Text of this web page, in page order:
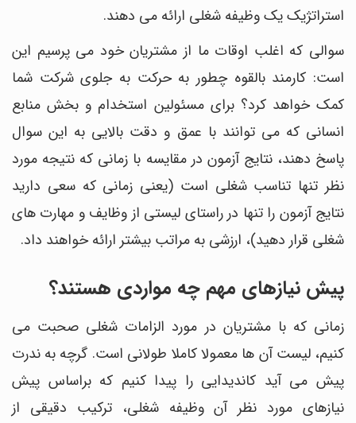
استراتژیک یک وظیفه شغلی ارائه می دهند.
سوالی که اغلب اوقات ما از مشتریان خود می پرسیم این
است: کارمند بالقوه چطور به حرکت به جلوی شرکت شما
کمک خواهد کرد؟ برای مسئولین استخدام و بخش منابع
انسانی که می توانند با عمق و دقت بالایی به این سوال
پاسخ دهند، نتایج آزمون در مقایسه با زمانی که نتیجه مورد
نظر تنها تناسب شغلی است (یعنی زمانی که سعی دارید
نتایج آزمون را تنها در راستای لیستی از وظایف و مهارت های
شغلی قرار دهید)، ارزشی به مراتب بیشتر ارائه خواهند داد.
پیش نیازهای مهم چه مواردی هستند؟
زمانی که با مشتریان در مورد الزامات شغلی صحبت می
کنیم، لیست آن ها معمولا کاملا طولانی است. گرچه به ندرت
پیش می آید کاندیدایی را پیدا کنیم که براساس پیش
نیازهای مورد نظر آن وظیفه شغلی، ترکیب دقیقی از